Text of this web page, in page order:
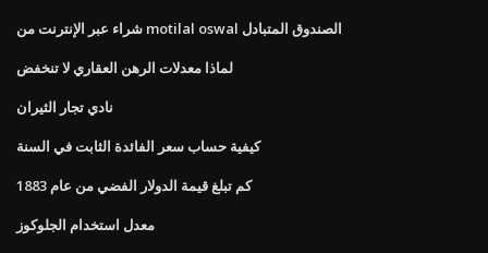
شراء عبر الإنترنت من motilal oswal الصندوق المتبادل
لماذا معدلات الرهن العقاري لا تنخفض
نادي تجار الثيران
كيفية حساب سعر الفائدة الثابت في السنة
كم تبلغ قيمة الدولار الفضي من عام 1883
معدل استخدام الجلوكوز